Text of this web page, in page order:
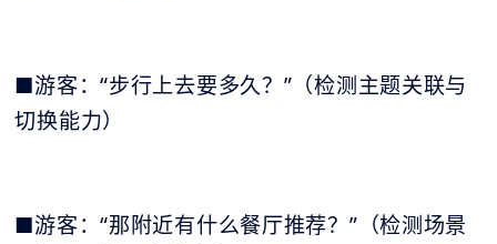
■游客：“步行上去要多久？”（检测主题关联与
切换能力）
■游客：“那附近有什么餐厅推荐？”（检测场景